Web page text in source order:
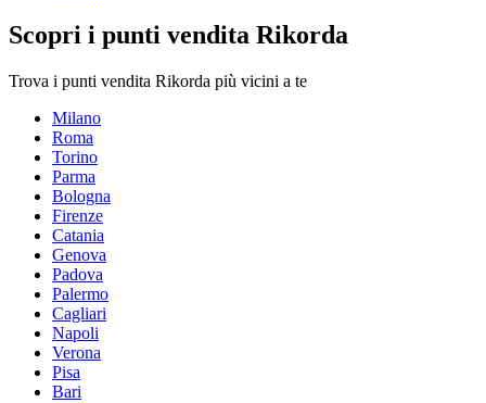
Scopri i punti vendita Rikorda
Trova i punti vendita Rikorda più vicini a te
Milano
Roma
Torino
Parma
Bologna
Firenze
Catania
Genova
Padova
Palermo
Cagliari
Napoli
Verona
Pisa
Bari